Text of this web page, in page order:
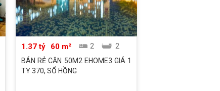
1.37 tỷ 60 m² 2
2
BÁN RẺ CĂN 50M2 EHOME3 GIÁ 1
TY 370, SỔ HỒNG